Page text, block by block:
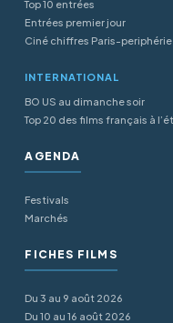
Top 10 entrées
Entrées premier jour
Ciné chiffres Paris-periphérie
INTERNATIONAL
BO US au dimanche soir
Top 20 des films français à
AGENDA
Festivals
Marchés
FICHES FILMS
Du 3 au 9 août 2026
Du 10 au 16 août 2026